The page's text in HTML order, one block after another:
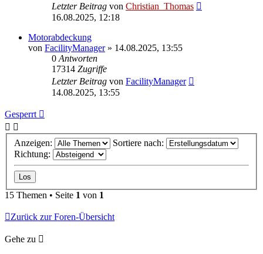
Letzter Beitrag von Christian_Thomas
16.08.2025, 12:18
Motorabdeckung
von FacilityManager» 14.08.2025, 13:55
0Antworten
17314 Zugriffe
Letzter Beitrag von FacilityManager
14.08.2025, 13:55
Gesperrt
Anzeigen:
Sortiere nach:
Richtung:
15 Themen • Seite 1 von 1
Zurück zur Foren-Übersicht
Gehe zu